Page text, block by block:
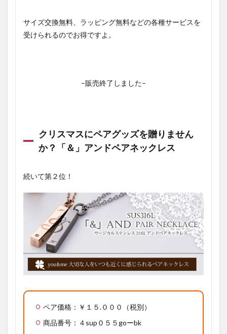
サイズ交換無料、ラッピング無料などの各種サービスを
受けられるのでお得ですよ。
–販売終了しました–
クリスマスにペアグッズを贈りません
か？「＆」アンドペアネックレス
続いて第２位！
ペア価格：￥１５.０００（税別）
商品番号：４sup０５５goーbk